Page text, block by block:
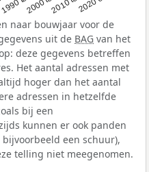
naar bouwjaar voor de
uit de BAG van het
deze gegevens betreffen
Het aantal adressen met
hoger dan het aantal
adressen in hetzelfde
bij een
kunnen er ook panden
een schuur),
telling niet meegenomen.